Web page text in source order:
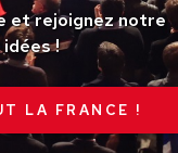
et rejoignez notre
!
LA FRANCE !